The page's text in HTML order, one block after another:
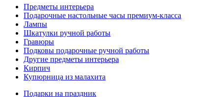
Предметы интерьера
Подарочные настольные часы премиум-класса
Лампы
Шкатулки ручной работы
Гравюры
Подковы подарочные ручной работы
Другие предметы интерьера
Кирпич
Купюрница из малахита
Подарки на праздник